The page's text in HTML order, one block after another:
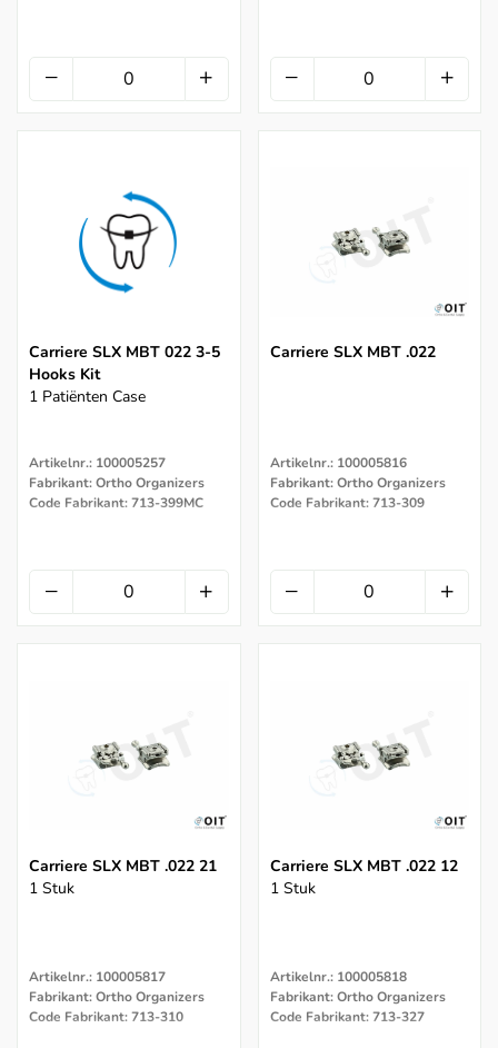
Carriere SLX MBT 022 3-5
Hooks Kit
1 Patiënten Case
Artikelnr.: 100005257
Fabrikant: Ortho Organizers
Code Fabrikant: 713-399MC
Carriere SLX MBT .022
Artikelnr.: 100005816
Fabrikant: Ortho Organizers
Code Fabrikant: 713-309
Carriere SLX MBT .022 21
1 Stuk
Artikelnr.: 100005817
Fabrikant: Ortho Organizers
Code Fabrikant: 713-310
Carriere SLX MBT .022 12
1 Stuk
Artikelnr.: 100005818
Fabrikant: Ortho Organizers
Code Fabrikant: 713-327